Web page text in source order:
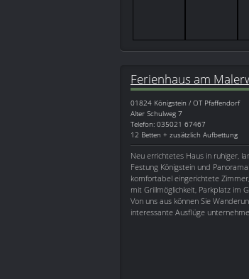
Ferienhaus am
01824 Königstein / OT Pfaffendorf
Alter Schulweg 7
Telefon: 035021 67467
12 Betten + zusätzlich Aufbettung
Neu errichtetes Haus in ruhiger,
Festung Königstein und
komfortabel eingerichtete
mit Grillmöglichkeit, Parkplatz im
Von uns aus können Sie
interessante Ausflüge